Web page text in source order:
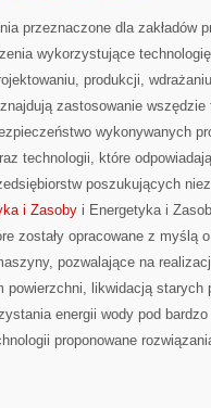
przeznaczone dla zakładów
wykorzystujące
produkcji,
zastosowanie
wykonywanych
technologii, które
poszukujących
i Zasoby i Energetyka i
zostały opracowane z myślą
pozwalające na
likwidacją starych
energii wody pod
proponowane